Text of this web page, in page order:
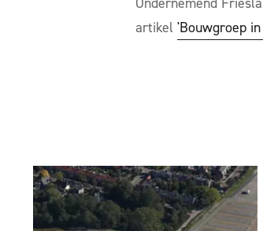
artikel 'Bouwgroep